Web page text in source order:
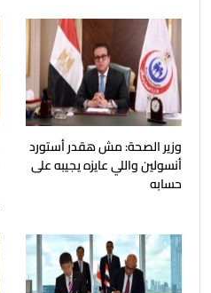
وزير الصحة: مش هقدر أستورد
أنسولين واللي عايزه يجيبه على
حسابه